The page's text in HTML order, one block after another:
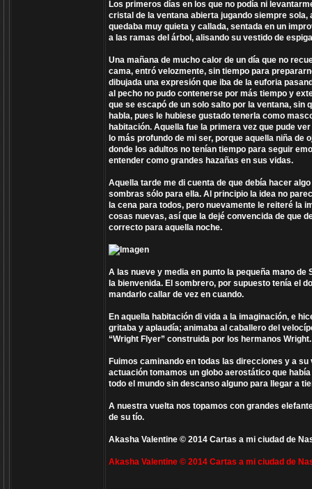
Los primeros días en los que no podía ni
cristal de la ventana abierta jugando siempre
quedaba muy quieta y callada, sentada en un
a las ramas del árbol, alisando su vestido de
Una mañana de mucho calor de un día que no
cama, entró velozmente, sin tiempo para
dibujada una expresión que iba de la euforia
al pecho no pudo contenerse por más tiempo y
que se escapó de un solo salto por la ventana, sin
habla, pues le hubiese gustado tenerla como
habitación. Aquella fue la primera vez que pude
lo más profundo de mi ser, porque aquella niña
donde los adultos no tenían tiempo para seguir
entender como grandes hazañas en sus vidas.
Aquella tarde me di cuenta de que debía hacer
sombras sólo para ella. Al principio la idea no
la cena para todos, pero nuevamente le reiteré la
cosas nuevas, así que la dejé convencida de que
correcto para aquella noche.
A las nueve y media en punto la pequeña mano
la bienvenida. El sombrero, por supuesto tenía el
mandarlo callar de vez en cuando.
En aquella habitación di vida a la imaginación, e
gritaba y aplaudía; animaba al caballero del
“Wright Flyer” construida por los hermanos Wright.
Fuimos caminando en todas las direcciones y a
actuación tomamos un globo aerostático que
todo el mundo sin descanso alguno para llegar a
A nuestra vuelta nos topamos con grandes
de su tío.
Akasha Valentine © 2014 Cartas a mi ciudad de
Akasha Valentine © 2014 Cartas a mi ciudad de